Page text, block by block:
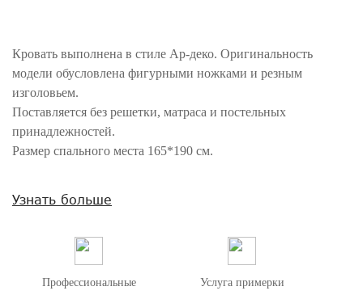
Кровать выполнена в стиле Ар-деко. Оригинальность
модели обусловлена фигурными ножками и резным
изголовьем.
Поставляется без решетки, матраса и постельных
принадлежностей.
Размер спального места 165*190 см.
особенностей цветопередачи различных мониторов.
Узнать больше
Профессиональные
Услуга примерки